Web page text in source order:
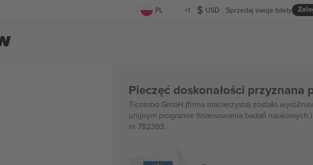
PL +1 USD Sprzedaj swoje bilety
Pieczęć doskonałości przyznana
Ticombo GmbH (firma macierzysta) zostało
unijnym programie finansowania badań
nr 782393.